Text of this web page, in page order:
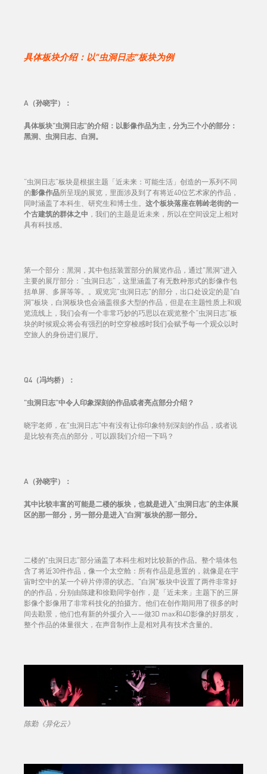
具体板块介绍：以“虫洞日志”板块为例
A（孙晓宇）：
具体板块"虫洞日志"的介绍：以影像作品为主，分为三个小的部分：
黑洞、虫洞日志、白洞。
“虫洞日志”板块是根据主题「近未来：可能生活」创造的一系列不同
的影像作品所呈现的展览，里面涉及到了有将近40位艺术家的作品，
同时涵盖了本科生、研究生和博士生。 这个板块落座在韩岭老街的一
个古建筑的群体之中 ，我们的主题是近未来，所以在空间设定上相对
具有科技感。
第一个部分：黑洞，其中包括装置部分的展览作品，通过"黑洞"进入
主要的展厅部分：“虫洞日志”，这里涵盖了有无数种形式的影像作包
括单屏、多屏等等。。观览完"虫洞日志"的部分，出口处设定的是"白
洞"板块，白洞板块也会涵盖很多大型的作品，但是在主题性质上和观
览流线上，我们会有一个非常巧妙的巧思以在观览整个“虫洞日志”板
块的时候观众将会有强烈的时空穿梭感时我们会赋予每一个观众以时
空旅人的身份进们展厅。
Q4（冯均桥）：
"虫洞日志"中令人印象深刻的作品或者亮点部分介绍？
晓宇老师，在"虫洞日志"中有没有让你印象特别深刻的作品，或者说
是比较有亮点的部分，可以跟我们介绍一下吗？
A（孙晓宇）：
其中比较丰富的可能是二楼的板块，也就是进入“虫洞日志”的主体展
区的那一部分，另一部分是进入"白洞"板块的那一部分。
二楼的"虫洞日志"部分涵盖了本科生相对比较新的作品。整个墙体包
含了将近30件作品，像一个太空舱：所有作品是悬置的，就像是在宇
宙时空中的某一个碎片停滞的状态。"白洞"板块中设置了两件非常好
的的作品，分别由陈建和徐勤同学创作，是「近未来」主题下的三屏
影像个影像用了非常科技化的拍摄方。他们在创作期间用了很多的时
间去勘景，他们也有新的外援介入——做3D max和4D影像的好朋友，
整个作品的体量很大，在声音制作上是相对具有技术含量的。
陈勤《异化云》